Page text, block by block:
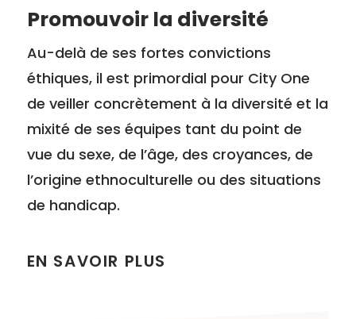
Promouvoir la diversité
Au-delà de ses fortes convictions
éthiques, il est primordial pour City One
de veiller concrètement à la diversité et la
mixité de ses équipes tant du point de
vue du sexe, de l’âge, des croyances, de
l’origine ethnoculturelle ou des situations
de handicap.
EN SAVOIR PLUS